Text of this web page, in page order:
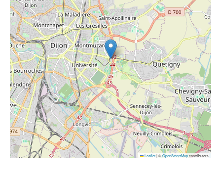
Leaflet|©OpenStreetMapcontributors